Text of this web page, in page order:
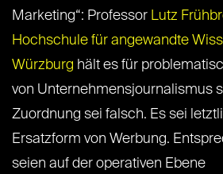
Marketing“: Professor Lutz
Hochschule für angewandte
Würzburg hält es für
von Unternehmensjournalismus
Zuordnung sei falsch. Es sei
Ersatzform von Werbung.
seien auf der operativen Ebene